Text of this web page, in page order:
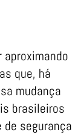
que, há
mudança
brasileiros
segurança